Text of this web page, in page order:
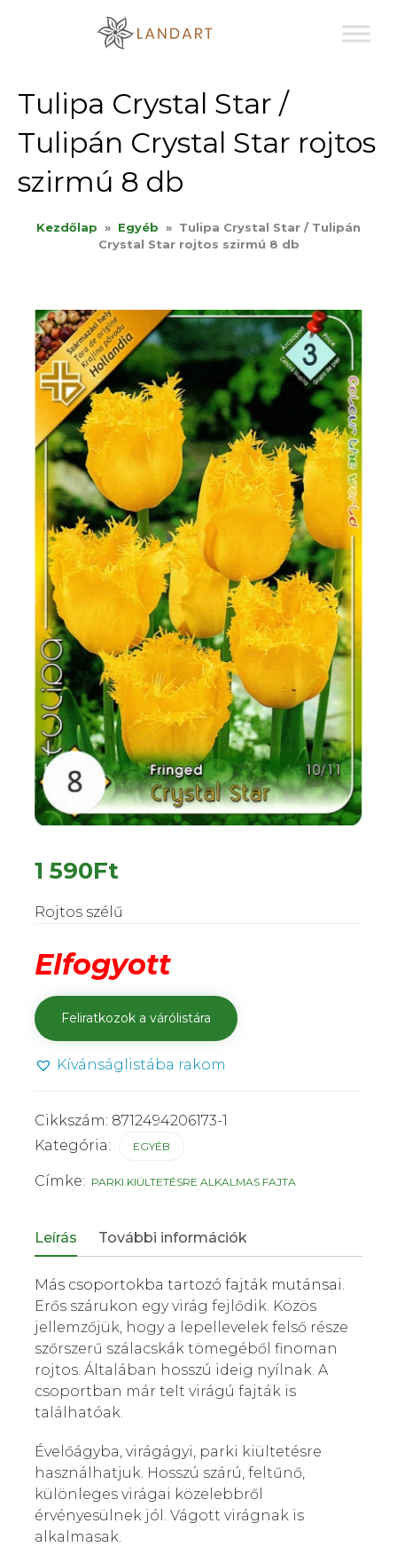
Tulipa Crystal Star /
Tulipán Crystal Star rojtos
szirmú 8 db
Kezdőlap » Egyéb » Tulipa Crystal Star / Tulipán
Crystal Star rojtos szirmú 8 db
1 590Ft
Rojtos szélű
Elfogyott
Kívánságlistába rakom
Cikkszám: 8712494206173-1
Kategória:
EGYÉB
Címke: PARKI KIÜLTETÉSRE ALKALMAS FAJTA
Leírás További információk
Más csoportokba tartozó fajták mutánsai.
Erős szárukon egy virág fejlődik. Közös
jellemzőjük, hogy a lepellevelek felső része
szőrszerű szálacskák tömegéből finoman
rojtos. Általában hosszú ideig nyílnak. A
csoportban már telt virágú fajták is
találhatóak.
Évelőágyba, virágágyi, parki kiültetésre
használhatjuk. Hosszú szárú, feltűnő,
különleges virágai közelebbről
érvényesülnek jól. Vágott virágnak is
alkalmasak.